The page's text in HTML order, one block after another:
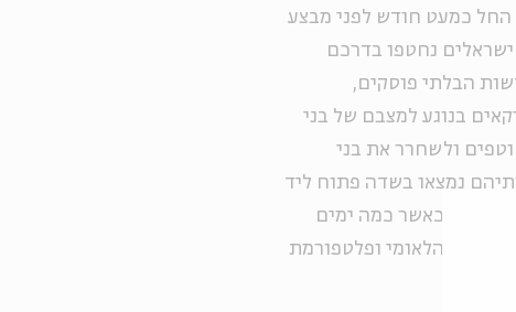
של 24 שעות ביממה החל כמעט חודש לפני מבצע
צעירים ישראלים נחטפו בדרכם
הבלתי פוסקים,
בנוגע למצבם של בני
ולשחרר את בני
גופותיהם נמצאו בשדה פתוח ליד
לנקמה. וכאשר כמה ימים
הרוח הלאומי ופלטפורמת